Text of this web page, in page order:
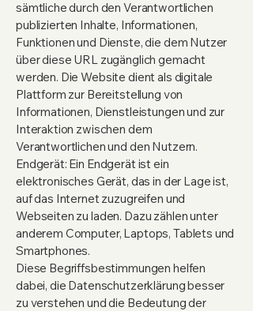
sämtliche durch den Verantwortlichen
publizierten Inhalte, Informationen,
Funktionen und Dienste, die dem Nutzer
über diese URL zugänglich gemacht
werden. Die Website dient als digitale
Plattform zur Bereitstellung von
Informationen, Dienstleistungen und zur
Interaktion zwischen dem
Verantwortlichen und den Nutzern.
Endgerät: Ein Endgerät ist ein
elektronisches Gerät, das in der Lage ist,
auf das Internet zuzugreifen und
Webseiten zu laden. Dazu zählen unter
anderem Computer, Laptops, Tablets und
Smartphones.
Diese Begriffsbestimmungen helfen
dabei, die Datenschutzerklärung besser
zu verstehen und die Bedeutung der